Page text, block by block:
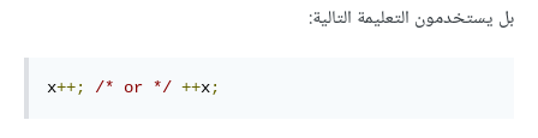
بل يستخدمون التعليمة التالية:
x++; /* or */ ++x;